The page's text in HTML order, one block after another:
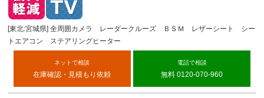
[東北:宮城県] 全周囲カメラ レーダークルーズ ＢＳＭ レザーシート シー
トエアコン ステアリングヒーター
ネットで相談
在庫確認・見積もり依頼
電話で相談
無料 0120-070-960